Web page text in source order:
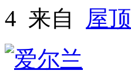
4 来自 屋